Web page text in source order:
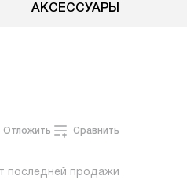
АКСЕССУАРЫ
Отложить Сравнить
последней продажи